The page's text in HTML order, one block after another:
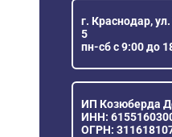
г. Краснодар,
5
пн-сб с 9:00 до
ИП Козюберда
ИНН:
ОГРН: